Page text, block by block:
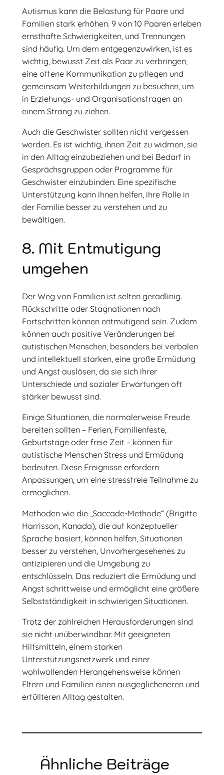
Autismus kann die Belastung für Paare und
Familien stark erhöhen. 9 von 10 Paaren erleben
ernsthafte Schwierigkeiten, und Trennungen
sind häufig. Um dem entgegenzuwirken, ist es
wichtig, bewusst Zeit als Paar zu verbringen,
eine offene Kommunikation zu pflegen und
gemeinsam Weiterbildungen zu besuchen, um
in Erziehungs- und Organisationsfragen an
einem Strang zu ziehen.
Auch die Geschwister sollten nicht vergessen
werden. Es ist wichtig, ihnen Zeit zu widmen, sie
in den Alltag einzubeziehen und bei Bedarf in
Gesprächsgruppen oder Programme für
Geschwister einzubinden. Eine spezifische
Unterstützung kann ihnen helfen, ihre Rolle in
der Familie besser zu verstehen und zu
bewältigen.
8. Mit Entmutigung
umgehen
Der Weg von Familien ist selten geradlinig.
Rückschritte oder Stagnationen nach
Fortschritten können entmutigend sein. Zudem
können auch positive Veränderungen bei
autistischen Menschen, besonders bei verbalen
und intellektuell starken, eine große Ermüdung
und Angst auslösen, da sie sich ihrer
Unterschiede und sozialer Erwartungen oft
stärker bewusst sind.
Einige Situationen, die normalerweise Freude
bereiten sollten – Ferien, Familienfeste,
Geburtstage oder freie Zeit – können für
autistische Menschen Stress und Ermüdung
bedeuten. Diese Ereignisse erfordern
Anpassungen, um eine stressfreie Teilnahme zu
ermöglichen.
Methoden wie die „Saccade-Methode“ (Brigitte
Harrisson, Kanada), die auf konzeptueller
Sprache basiert, können helfen, Situationen
besser zu verstehen, Unvorhergesehenes zu
antizipieren und die Umgebung zu
entschlüsseln. Das reduziert die Ermüdung und
Angst schrittweise und ermöglicht eine größere
Selbstständigkeit in schwierigen Situationen.
Trotz der zahlreichen Herausforderungen sind
sie nicht unüberwindbar. Mit geeigneten
Hilfsmitteln, einem starken
Unterstützungsnetzwerk und einer
wohlwollenden Herangehensweise können
Eltern und Familien einen ausgeglicheneren und
erfüllteren Alltag gestalten.
Ähnliche Beiträge